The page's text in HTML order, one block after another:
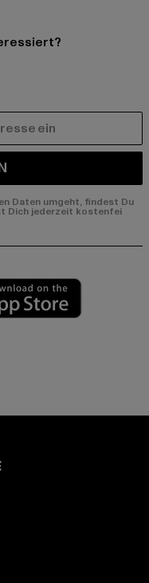
Daten umgeht, findest Du
Dich jederzeit kostenfei